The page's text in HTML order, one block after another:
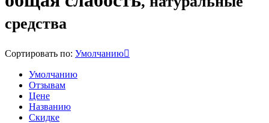
средства
Сортировать по: Умолчанию
Умолчанию
Отзывам
Цене
Названию
Скидке